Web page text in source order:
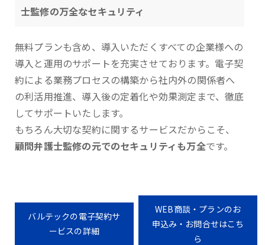
士監修の万全なセキュリティ
無料プランも含め、導入いただくすべての企業様への
導入と運用のサポートを充実させております。電子契
約による業務プロセスの構築から社内外の関係者へ
の利活用推進、導入後の定着化や効果測定まで、徹底
してサポートいたします。
もちろん大切な契約に関するサービスだからこそ、
顧問弁護士監修の元でのセキュリティも万全です。
バルテックの電子契約サ
ービスの詳細
WEB商談・プランのお
申込み・お問合せはこち
ら